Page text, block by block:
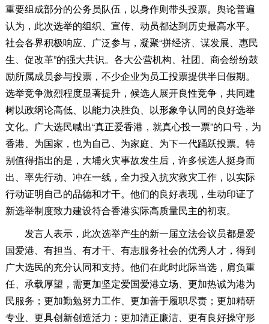
重要组成部分的公务员队伍，以身作则带头投票。舆论普遍
认为，此次选举的组织、宣传、动员都达到历史最高水平。
社会各界积极响应、广泛参与，凝聚“拼经济、谋发展、惠民
生、促改革”的强大共识。各大公营机构、社团、商会纷纷鼓
励所属成员参与投票，不少企业为员工投票提供半日假期。
选举竞争激烈程度显著提升，候选人展开良性竞争，共同建
树以政纲论高低、以能力决胜负、以形象争认同的良好选举
文化。广大选民喊出“真正爱香港，就真心投一票”的口号，为
香港、为国家，也为自己、为家庭、为下一代踊跃投票。特
别值得指出的是，大埔火灾事故发生后，许多候选人挺身而
出、率先行动、冲在一线，全力投入抗灾救灾工作，以实际
行动证明自己的品德和才干。他们的良好表现，生动印证了
新选举制度致力建设符合香港实际高质量民主的初衷。
发言人表示，此次选举产生的新一届立法会议员都是爱
国爱港、有担当、有才干、有志服务社会的优秀人才，得到
广大选民的充分认同和支持。他们在此时此际当选，肩负重
任、承载厚望，需更加坚定爱国爱港立场、更加热诚为港为
民服务；更加勤勉努力工作、更加善于履职尽责；更加精研
专业、更具创新创造活力；更加清正廉洁、更有良好操守形